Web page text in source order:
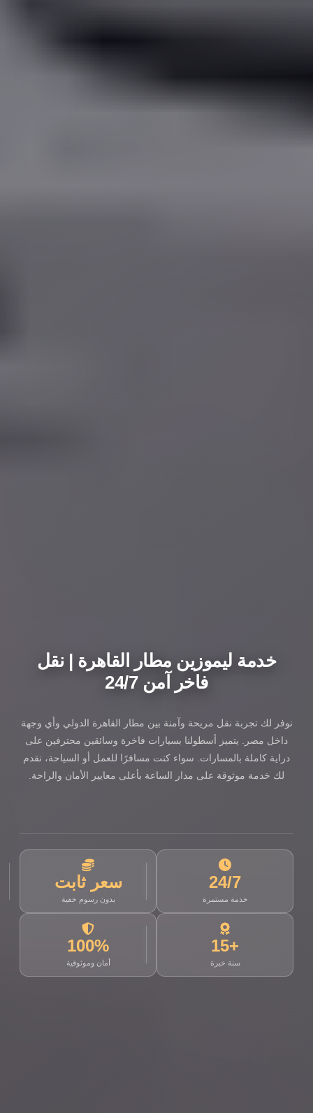
خدمة ليموزين مطار القاهرة | نقل
فاخر آمن 24/7
نوفر لك تجربة نقل مريحة وآمنة بين مطار القاهرة الدولي وأي وجهة
داخل مصر. يتميز أسطولنا بسيارات فاخرة وسائقين محترفين على
دراية كاملة بالمسارات. سواء كنت مسافرًا للعمل أو السياحة، نقدم
لك خدمة موثوقة على مدار الساعة بأعلى معايير الأمان والراحة.
24/7
خدمة مستمرة
سعر ثابت
بدون رسوم خفية
+15
سنة خبرة
100%
أمان وموثوقية